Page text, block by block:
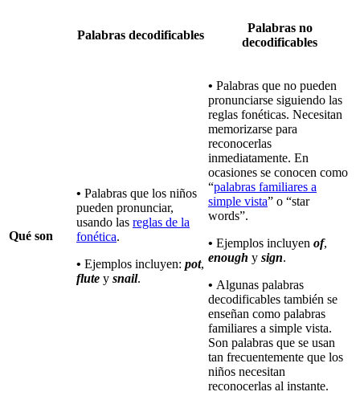
Palabras decodificables
Palabras no
decodificables
Qué son
• Palabras que los niños
pueden pronunciar,
usando las reglas de la
fonética.
• Ejemplos incluyen: pot,
flute y snail.
• Palabras que no pueden
pronunciarse siguiendo las
reglas fonéticas. Necesitan
memorizarse para
reconocerlas
inmediatamente. En
ocasiones se conocen como
“palabras familiares a
simple vista” o “star
words”.
• Ejemplos incluyen of,
enough y sign.
• Algunas palabras
decodificables también se
enseñan como palabras
familiares a simple vista.
Son palabras que se usan
tan frecuentemente que los
niños necesitan
reconocerlas al instante.